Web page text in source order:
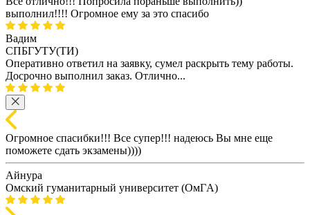
выполнил!!!! Огромное ему за это спасибо
Вадим
СПБГУТУ(ТИ)
Оперативно ответил на заявку, сумел раскрыть тему работы.
Досрочно выполнил заказ. Отлично...
Огромное спасибки!!! Все супер!!! надеюсь Вы мне еще
поможете сдать экзамены))))
Айнура
Омский гуманитарный университет (ОмГA)